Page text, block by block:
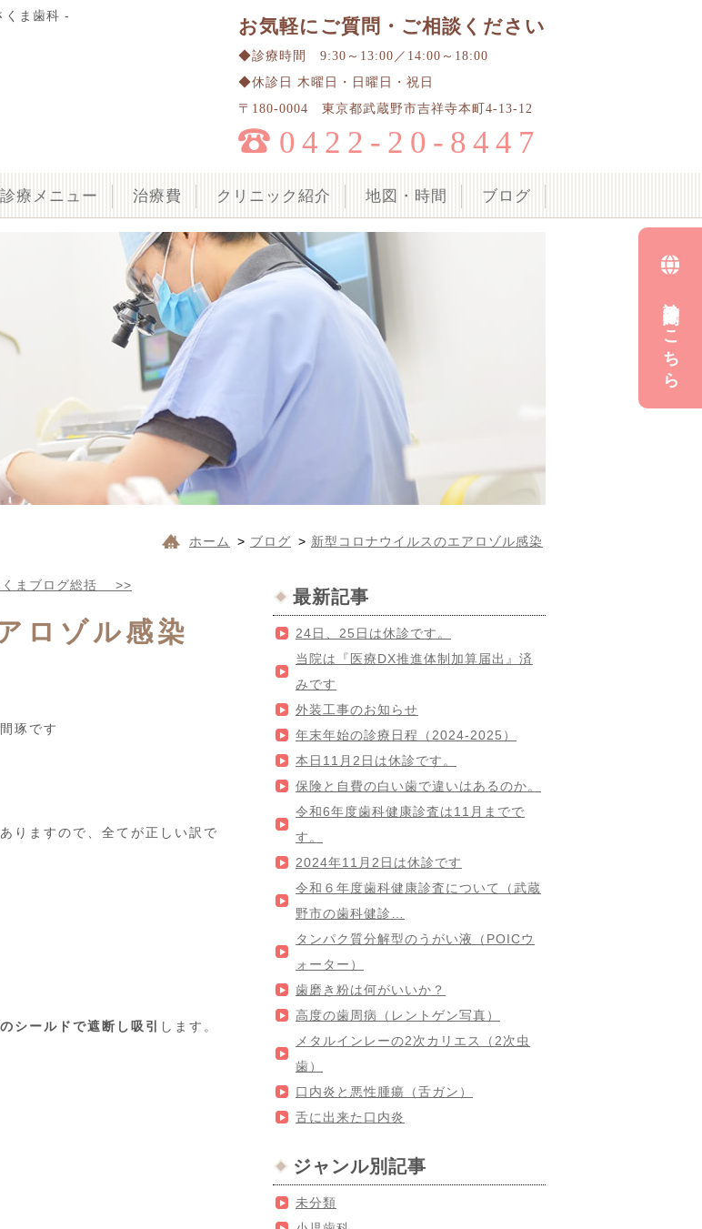
くま歯科 - お気軽にご質問・ご相談ください
◆診療時間 9:30～13:00／14:00～18:00
◆休診日 木曜日・日曜日・祝日
〒180-0004 東京都武蔵野市吉祥寺本町4-13-12
0422-20-8447
診療メニュー 治療費 クリニック紹介 地図・時間 ブログ
診療予約はこちら
ホーム > ブログ > 新型コロナウイルスのエアロゾル感染
くまブログ総括 >>
ロゾル感染
琢です
りますので、全てが正しい訳で
シールドで遮断し吸引 します。
最新記事
24日、25日は休診です。
当院は『医療DX推進体制加算届出』済
みです
外装工事のお知らせ
年末年始の診療日程（2024-2025）
本日11月2日は休診です。
保険と自費の白い歯で違いはあるのか。
令和6年度歯科健康診査は11月までで
す。
2024年11月2日は休診です
令和６年度歯科健康診査について（武蔵
野市の歯科健診…
タンパク質分解型のうがい液（POICウ
ォーター）
歯磨き粉は何がいいか？
高度の歯周病（レントゲン写真）
メタルインレーの2次カリエス（2次虫
歯）
口内炎と悪性腫瘍（舌ガン）
舌に出来た口内炎
ジャンル別記事
未分類